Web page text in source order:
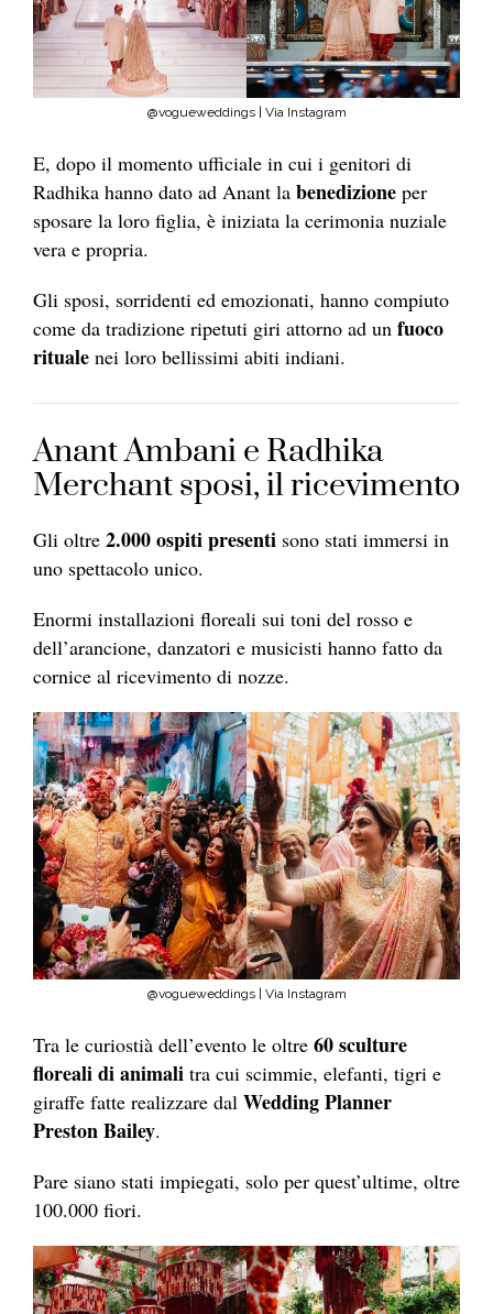
@vogueweddings | Via Instagram
E, dopo il momento ufficiale in cui i genitori di
Radhika hanno dato ad Anant la benedizione per
sposare la loro figlia, è iniziata la cerimonia nuziale
vera e propria.
Gli sposi, sorridenti ed emozionati, hanno compiuto
come da tradizione ripetuti giri attorno ad un fuoco
rituale nei loro bellissimi abiti indiani.
Anant Ambani e Radhika
Merchant sposi, il ricevimento
Gli oltre 2.000 ospiti presenti sono stati immersi in
uno spettacolo unico.
Enormi installazioni floreali sui toni del rosso e
dell’arancione, danzatori e musicisti hanno fatto da
cornice al ricevimento di nozze.
@vogueweddings | Via Instagram
Tra le curiostià dell’evento le oltre 60 sculture
floreali di animali tra cui scimmie, elefanti, tigri e
giraffe fatte realizzare dal Wedding Planner
Preston Bailey.
Pare siano stati impiegati, solo per quest’ultime, oltre
100.000 fiori.